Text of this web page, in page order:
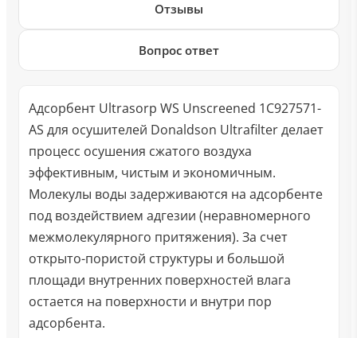
Отзывы
Вопрос ответ
Адсорбент Ultrasorp WS Unscreened 1C927571-
AS для осушителей Donaldson Ultrafilter делает
процесс осушения сжатого воздуха
эффективным, чистым и экономичным.
Молекулы воды задерживаются на адсорбенте
под воздействием адгезии (неравномерного
межмолекулярного притяжения). За счет
открыто-пористой структуры и большой
площади внутренних поверхностей влага
остается на поверхности и внутри пор
адсорбента.